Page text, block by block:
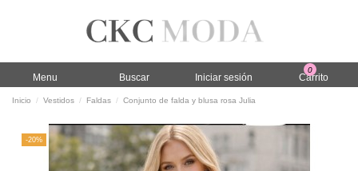
Menu Buscar Iniciar sesión
0
Carrito
Inicio Vestidos Faldas Conjunto de falda y blusa rosa Julia
-20%